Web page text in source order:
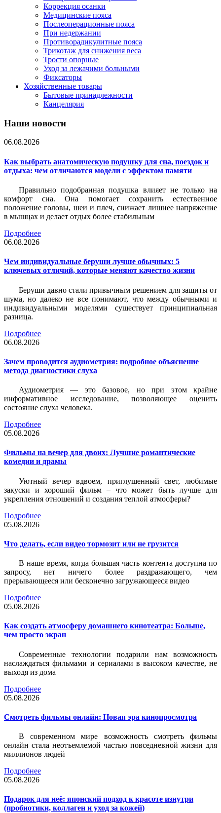
Коррекция осанки
Медицинские пояса
Послеоперационные пояса
При недержании
Противорадикулитные пояса
Трикотаж для снижения веса
Трости опорные
Уход за лежачими больными
Фиксаторы
Хозяйственные товары
Бытовые принадлежности
Канцелярия
Наши новости
06.08.2026
Как выбрать анатомическую подушку для сна, поездок и
отдыха: чем отличаются модели с эффектом памяти
Правильно подобранная подушка влияет не только на
комфорт сна. Она помогает сохранить естественное
положение головы, шеи и плеч, снижает лишнее напряжение
в мышцах и делает отдых более стабильным
Подробнее
06.08.2026
Чем индивидуальные беруши лучше обычных: 5
ключевых отличий, которые меняют качество жизни
Беруши давно стали привычным решением для защиты от
шума, но далеко не все понимают, что между обычными и
индивидуальными моделями существует принципиальная
разница.
Подробнее
06.08.2026
Зачем проводится аудиометрия: подробное объяснение
метода диагностики слуха
Аудиометрия — это базовое, но при этом крайне
информативное исследование, позволяющее оценить
состояние слуха человека.
Подробнее
05.08.2026
Фильмы на вечер для двоих: Лучшие романтические
комедии и драмы
Уютный вечер вдвоем, приглушенный свет, любимые
закуски и хороший фильм – что может быть лучше для
укрепления отношений и создания теплой атмосферы?
Подробнее
05.08.2026
Что делать, если видео тормозит или не грузится
В наше время, когда большая часть контента доступна по
запросу, нет ничего более раздражающего, чем
прерывающееся или бесконечно загружающееся видео
Подробнее
05.08.2026
Как создать атмосферу домашнего кинотеатра: Больше,
чем просто экран
Современные технологии подарили нам возможность
наслаждаться фильмами и сериалами в высоком качестве, не
выходя из дома
Подробнее
05.08.2026
Смотреть фильмы онлайн: Новая эра кинопросмотра
В современном мире возможность смотреть фильмы
онлайн стала неотъемлемой частью повседневной жизни для
миллионов людей
Подробнее
05.08.2026
Подарок для неё: японский подход к красоте изнутри
(пробиотики, коллаген и уход за кожей)